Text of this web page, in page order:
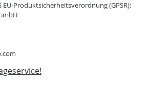
Produktsicherheitsverordnung (GPSR):